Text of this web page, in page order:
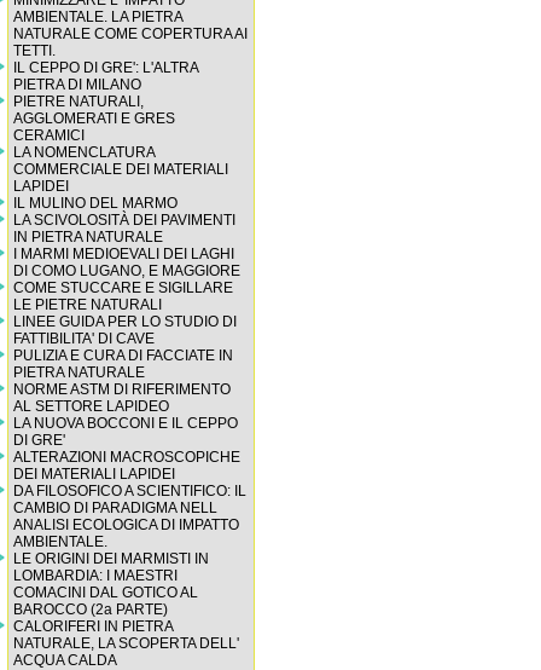
AMBIENTALE. LA PIETRA
NATURALE COME COPERTURA AI
TETTI.
IL CEPPO DI GRE': L'ALTRA
PIETRA DI MILANO
PIETRE NATURALI,
AGGLOMERATI E GRES
CERAMICI
LA NOMENCLATURA
COMMERCIALE DEI MATERIALI
LAPIDEI
IL MULINO DEL MARMO
LA SCIVOLOSITÀ DEI PAVIMENTI
IN PIETRA NATURALE
I MARMI MEDIOEVALI DEI LAGHI
DI COMO LUGANO, E MAGGIORE
COME STUCCARE E SIGILLARE
LE PIETRE NATURALI
LINEE GUIDA PER LO STUDIO DI
FATTIBILITA' DI CAVE
PULIZIA E CURA DI FACCIATE IN
PIETRA NATURALE
NORME ASTM DI RIFERIMENTO
AL SETTORE LAPIDEO
LA NUOVA BOCCONI E IL CEPPO
DI GRE'
ALTERAZIONI MACROSCOPICHE
DEI MATERIALI LAPIDEI
DA FILOSOFICO A SCIENTIFICO: IL
CAMBIO DI PARADIGMA NELL
ANALISI ECOLOGICA DI IMPATTO
AMBIENTALE.
LE ORIGINI DEI MARMISTI IN
LOMBARDIA: I MAESTRI
COMACINI DAL GOTICO AL
BAROCCO (2a PARTE)
CALORIFERI IN PIETRA
NATURALE, LA SCOPERTA DELL'
ACQUA CALDA